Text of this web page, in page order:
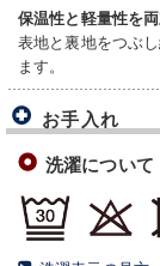
保温性と軽量性を
表地と裏地をつぶ
ます。
お手入れ
洗濯について